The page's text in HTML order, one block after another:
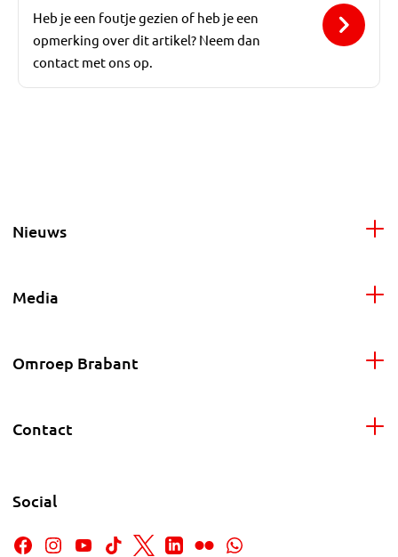
Heb je een foutje gezien of heb je een
opmerking over dit artikel? Neem dan
contact met ons op.
Nieuws
Media
Omroep Brabant
Contact
Social